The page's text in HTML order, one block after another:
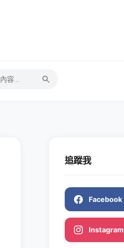
追蹤我
Facebook
Instagram